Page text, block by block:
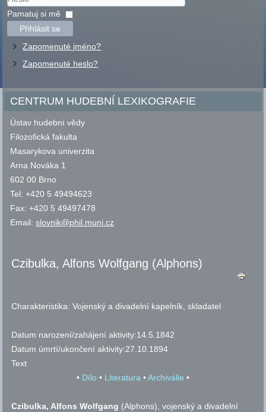
jméno
Heslo
Pamatuj si mě
Přihlásit se
Zapomenuté jméno?
Zapomenuté heslo?
CENTRUM HUDEBNÍ LEXIKOGRAFIE
Ústav hudební vědy
Filozofická fakulta
Masarykova univerzita
Arna Nováka 1
602 00 Brno
Tel: +420 5 49494623
Fax: +420 5 49497478
Email:slovnik@phil.muni.cz
Czibulka, Alfons Wolfgang (Alphons)
Charakteristika:Vojenský a divadelní kapelník, skladatel
Datum narození/zahájení aktivity:14.5.1842
Datum úmrtí/ukončení aktivity:27.10.1894
Text
• Dílo • Literatura •Archiválie •
Czibulka, Alfons Wolfgang (Alphons), vojenský a divadelní